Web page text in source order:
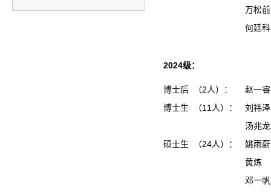
万松
何廷
2024级：
博士后 （2人）：
赵一睿
博士生 （11人）：
刘祎泽
汤兆龙
硕士生 （24人）：
姚雨
黄炼
邓一